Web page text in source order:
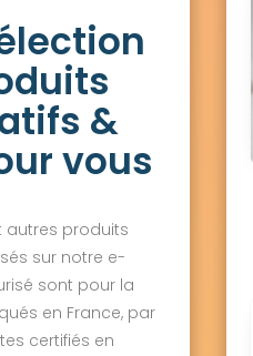
&
vous
autres produits
sur notre e-
sont pour la
en France, par
certifiés en